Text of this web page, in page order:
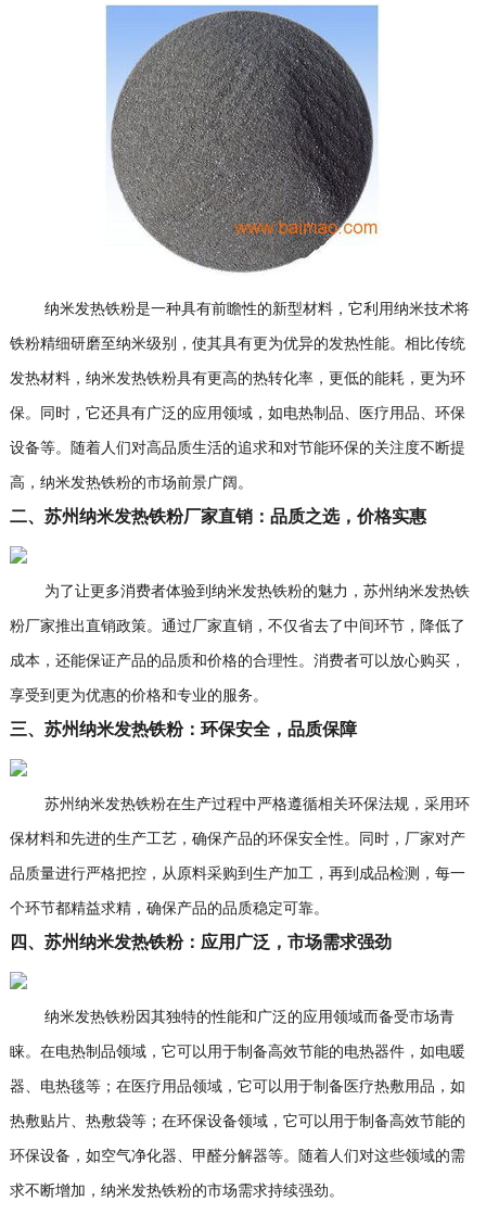
纳米发热铁粉是一种具有前瞻性的新型材料，它利用纳米技术将
铁粉精细研磨至纳米级别，使其具有更为优异的发热性能。相比传统
发热材料，纳米发热铁粉具有更高的热转化率，更低的能耗，更为环
保。同时，它还具有广泛的应用领域，如电热制品、医疗用品、环保
设备等。随着人们对高品质生活的追求和对节能环保的关注度不断提
高，纳米发热铁粉的市场前景广阔。
二、苏州纳米发热铁粉厂家直销：品质之选，价格实惠
为了让更多消费者体验到纳米发热铁粉的魅力，苏州纳米发热铁
粉厂家推出直销政策。通过厂家直销，不仅省去了中间环节，降低了
成本，还能保证产品的品质和价格的合理性。消费者可以放心购买，
享受到更为优惠的价格和专业的服务。
三、苏州纳米发热铁粉：环保安全，品质保障
苏州纳米发热铁粉在生产过程中严格遵循相关环保法规，采用环
保材料和先进的生产工艺，确保产品的环保安全性。同时，厂家对产
品质量进行严格把控，从原料采购到生产加工，再到成品检测，每一
个环节都精益求精，确保产品的品质稳定可靠。
四、苏州纳米发热铁粉：应用广泛，市场需求强劲
纳米发热铁粉因其独特的性能和广泛的应用领域而备受市场青
睐。在电热制品领域，它可以用于制备高效节能的电热器件，如电暖
器、电热毯等；在医疗用品领域，它可以用于制备医疗热敷用品，如
热敷贴片、热敷袋等；在环保设备领域，它可以用于制备高效节能的
环保设备，如空气净化器、甲醛分解器等。随着人们对这些领域的需
求不断增加，纳米发热铁粉的市场需求持续强劲。